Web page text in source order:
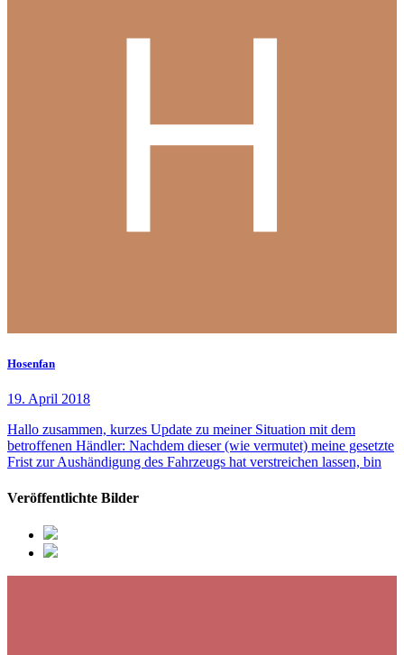
Hosenfan
19. April 2018
Hallo zusammen, kurzes Update zu meiner Situation mit dem
betroffenen Händler: Nachdem dieser (wie vermutet) meine gesetzte
Frist zur Aushändigung des Fahrzeugs hat verstreichen lassen, bin
Veröffentlichte Bilder